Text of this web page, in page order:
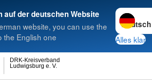
auf der deutschen Website
website, you can use the
the English one
Sprache
Alles klar
Ludwigsburg e. V.
DRK-Kreisverband
Suche